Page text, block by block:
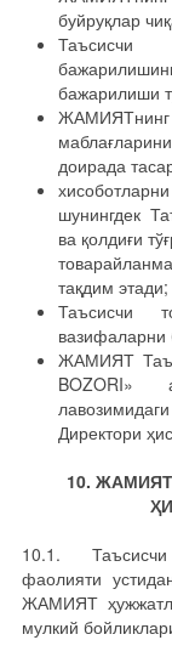
буйруқлар
Таъсисчи
бажарилиши
ЖАМИЯТнинг
доирада
шунингдек
ва қолдиғи
тақдим этади;
Таъсисчи
вазифаларни
ЖАМИЯТ
BOZORI»
Директори
10.
10.1.
фаолияти
ЖАМИЯТ
мулкий